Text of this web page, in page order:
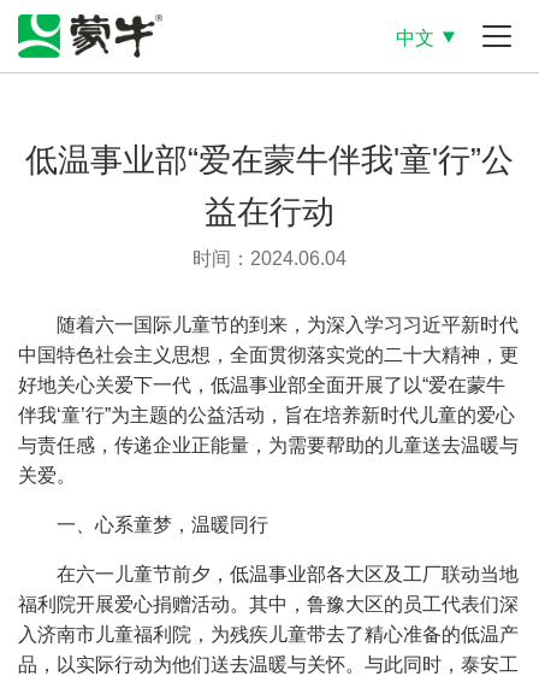
中文
低温事业部“爱在蒙牛伴我'童'行”公
益在行动
时间：2024.06.04
随着六一国际儿童节的到来，为深入学习习近平新时代
中国特色社会主义思想，全面贯彻落实党的二十大精神，更
好地关心关爱下一代，低温事业部全面开展了以“爱在蒙牛
伴我‘童’行”为主题的公益活动，旨在培养新时代儿童的爱心
与责任感，传递企业正能量，为需要帮助的儿童送去温暖与
关爱。
一、心系童梦，温暖同行
在六一儿童节前夕，低温事业部各大区及工厂联动当地
福利院开展爱心捐赠活动。其中，鲁豫大区的员工代表们深
入济南市儿童福利院，为残疾儿童带去了精心准备的低温产
品，以实际行动为他们送去温暖与关怀。与此同时，泰安工